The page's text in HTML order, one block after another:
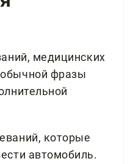
медицинских
обычной фразы
которые
автомобиль.